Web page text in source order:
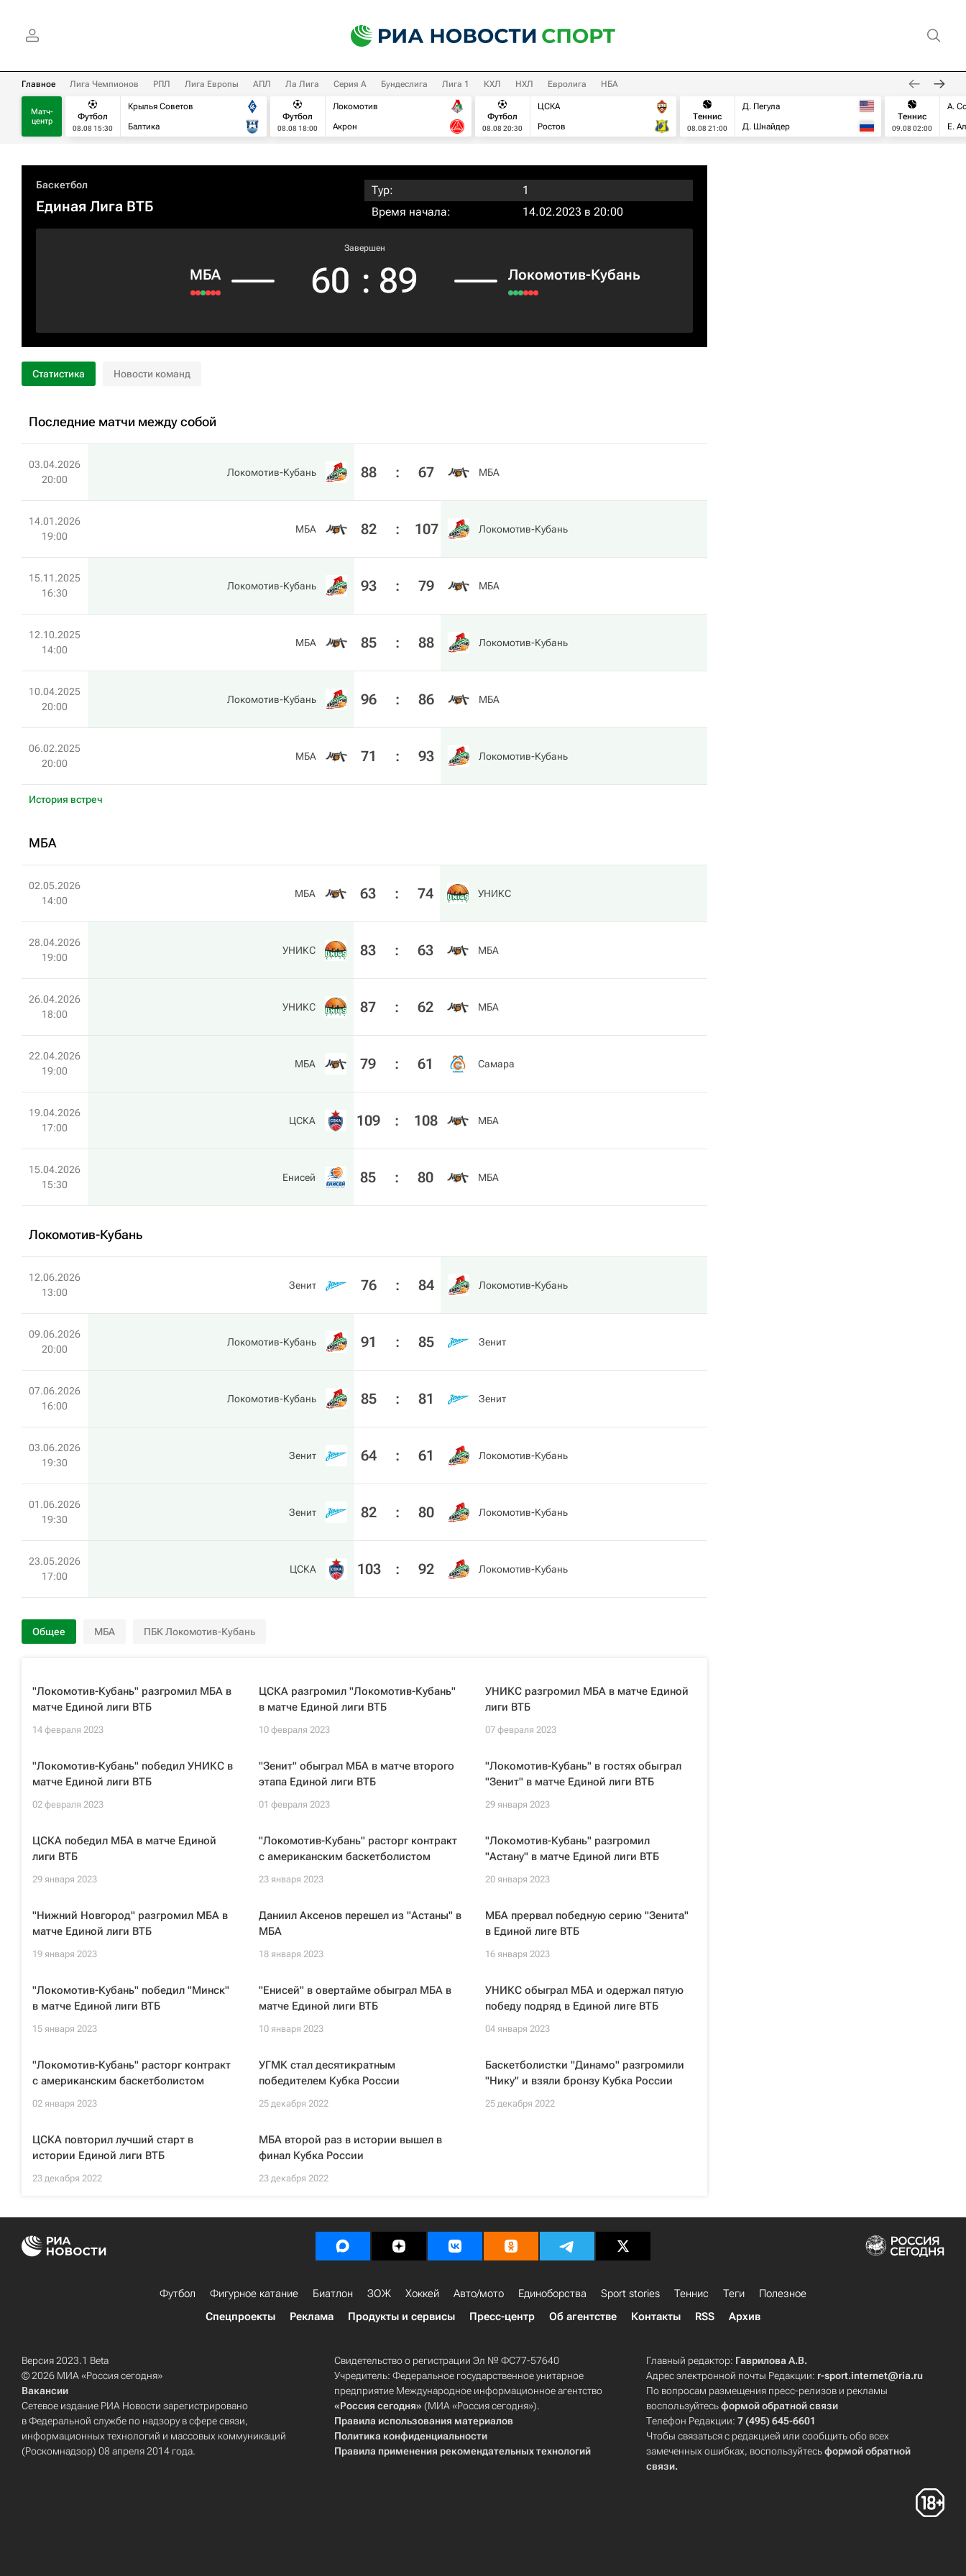
Главное Лига Чемпионов РПЛ Лига Европы АПЛ Ла Лига Серия А Бундеслига Лига 1 КХЛ НХЛ Евролига НБА
Матч-
центр
Футбол
08.08 15:30
Крылья Советов
Балтика
Футбол
08.08 18:00
Локомотив
Акрон
Футбол
08.08 20:30
ЦСКА
Ростов
Теннис
08.08 21:00
Д. Пегула
Д. Шнайдер
Теннис
09.08 02:00
А.
Е.
Баскетбол
Единая Лига ВТБ
Тур:
1
Время начала:
14.02.2023 в 20:00
МБА
Завершен
60 : 89 Локомотив-Кубань
Статистика Новости команд
Последние матчи между собой
03.04.2026
20:00
Локомотив-Кубань 88 : 67 МБА
14.01.2026
19:00
МБА 82 : 107 Локомотив-Кубань
15.11.2025
16:30
Локомотив-Кубань 93 : 79 МБА
12.10.2025
14:00
МБА 85 : 88 Локомотив-Кубань
10.04.2025
20:00
Локомотив-Кубань 96 : 86 МБА
06.02.2025
20:00
МБА 71 : 93 Локомотив-Кубань
История встреч
МБА
02.05.2026
14:00
МБА 63 : 74 УНИКС
28.04.2026
19:00
УНИКС 83 : 63 МБА
26.04.2026
18:00
УНИКС 87 : 62 МБА
22.04.2026
19:00
МБА 79 : 61 Самара
19.04.2026
17:00
ЦСКА 109 : 108 МБА
15.04.2026
15:30
Енисей 85 : 80 МБА
Локомотив-Кубань
12.06.2026
13:00
Зенит 76 : 84 Локомотив-Кубань
09.06.2026
20:00
Локомотив-Кубань 91 : 85 Зенит
07.06.2026
16:00
Локомотив-Кубань 85 : 81 Зенит
03.06.2026
19:30
Зенит 64 : 61 Локомотив-Кубань
01.06.2026
19:30
Зенит 82 : 80 Локомотив-Кубань
23.05.2026
17:00
ЦСКА 103 : 92 Локомотив-Кубань
Общее МБА ПБК Локомотив-Кубань
"Локомотив-Кубань" разгромил МБА в
матче Единой лиги ВТБ
14 февраля 2023
ЦСКА разгромил "Локомотив-Кубань"
в матче Единой лиги ВТБ
10 февраля 2023
УНИКС разгромил МБА в матче Единой
лиги ВТБ
07 февраля 2023
"Локомотив-Кубань" победил УНИКС в
матче Единой лиги ВТБ
02 февраля 2023
"Зенит" обыграл МБА в матче второго
этапа Единой лиги ВТБ
01 февраля 2023
"Локомотив-Кубань" в гостях обыграл
"Зенит" в матче Единой лиги ВТБ
29 января 2023
ЦСКА победил МБА в матче Единой
лиги ВТБ
29 января 2023
"Локомотив-Кубань" расторг контракт
с американским баскетболистом
23 января 2023
"Локомотив-Кубань" разгромил
"Астану" в матче Единой лиги ВТБ
20 января 2023
"Нижний Новгород" разгромил МБА в
матче Единой лиги ВТБ
19 января 2023
Даниил Аксенов перешел из "Астаны" в
МБА
18 января 2023
МБА прервал победную серию "Зенита"
в Единой лиге ВТБ
16 января 2023
"Локомотив-Кубань" победил "Минск"
в матче Единой лиги ВТБ
15 января 2023
"Енисей" в овертайме обыграл МБА в
матче Единой лиги ВТБ
10 января 2023
УНИКС обыграл МБА и одержал пятую
победу подряд в Единой лиге ВТБ
04 января 2023
"Локомотив-Кубань" расторг контракт
с американским баскетболистом
02 января 2023
УГМК стал десятикратным
победителем Кубка России
25 декабря 2022
Баскетболистки "Динамо" разгромили
"Нику" и взяли бронзу Кубка России
25 декабря 2022
ЦСКА повторил лучший старт в
истории Единой лиги ВТБ
23 декабря 2022
МБА второй раз в истории вышел в
финал Кубка России
23 декабря 2022
Футбол Фигурное катание Биатлон ЗОЖ Хоккей Авто/мото Единоборства Sport stories Теннис Теги
Полезное
Спецпроекты
Реклама Продукты и сервисы Пресс-центр Об агентстве Контакты RSS Архив
Версия 2023.1 Beta
© 2026 МИА «Россия сегодня»
Вакансии
Сетевое издание РИА Новости зарегистрировано
в Федеральной службе по надзору в сфере связи,
информационных технологий и массовых коммуникаций
(Роскомнадзор) 08 апреля 2014 года.
Свидетельство о регистрации Эл № ФС77-57640
Учредитель: Федеральное государственное унитарное
предприятие Международное информационное агентство
«Россия сегодня» (МИА «Россия сегодня»).
Правила использования материалов
Политика конфиденциальности
Правила применения рекомендательных технологий
Главный редактор: Гаврилова А.В.
Адрес электронной почты Редакции: r-sport.internet@ria.ru
По вопросам размещения пресс-релизов и рекламы
воспользуйтесьформой обратной связи
Телефон Редакции:7 (495) 645-6601
Чтобы связаться с редакцией или сообщить обо всех
замеченных ошибках, воспользуйтесьформой обратной
связи.